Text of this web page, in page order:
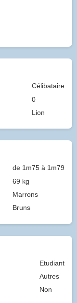
Célibataire
0
Lion
de 1m75 à 1m79
69 kg
Marrons
Bruns
Etudiant
Autres
Non